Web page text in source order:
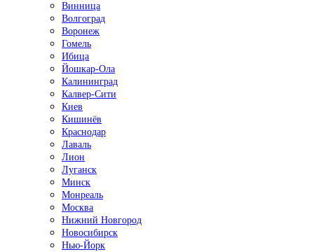
Винница
Волгоград
Воронеж
Гомель
Ибица
Йошкар-Ола
Калининград
Калвер-Сити
Киев
Кишинёв
Краснодар
Лаваль
Лион
Луганск
Минск
Монреаль
Москва
Нижний Новгород
Новосибирск
Нью-Йорк